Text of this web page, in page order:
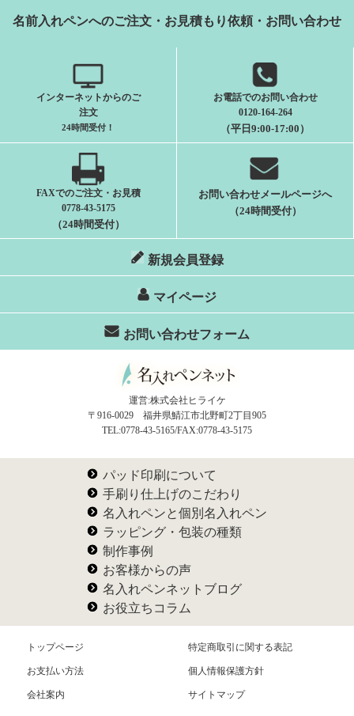
名前入れペンへのご注文・お見積もり依頼・お問い合わせ
インターネットからのご
注文
24時間受付 ！
お電話でのお問い合わせ
0120-164-264
（平日9:00-17:00）
FAXでのご注文・お見積
0778-43-5175
（24時間受付）
お問い合わせメールページへ
（24時間受付）
新規会員登録
マイページ
お問い合わせフォーム
運営:株式会社ヒライケ
〒916-0029 福井県鯖江市北野町2丁目905
TEL:0778-43-5165/FAX:0778-43-5175
パッド印刷について
手刷り仕上げのこだわり
名入れペンと個別名入れペン
ラッピング・包装の種類
制作事例
お客様からの声
名入れペンネットブログ
お役立ちコラム
トップページ 特定商取引に関する表記
お支払い方法 個人情報保護方針
会社案内 サイトマップ